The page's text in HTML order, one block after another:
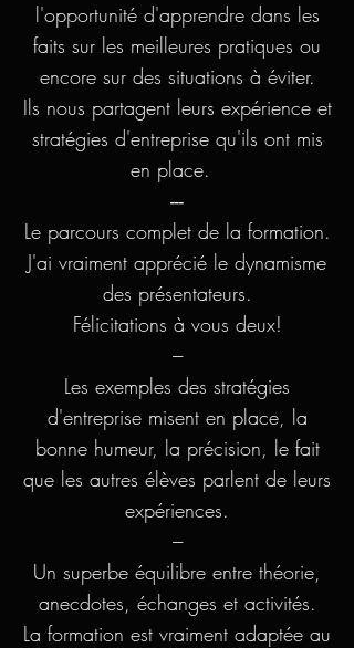
l'opportunité d'apprendre dans les
faits sur les meilleures pratiques ou
encore sur des situations à éviter.
Ils nous partagent leurs expérience et
stratégies d'entreprise qu'ils ont mis
en place.
---
Le parcours complet de la formation.
J'ai vraiment apprécié le dynamisme
des présentateurs.
Félicitations à vous deux!
---
Les exemples des stratégies
d'entreprise misent en place, la
bonne humeur, la précision, le fait
que les autres élèves parlent de leurs
expériences.
---
Un superbe équilibre entre théorie,
anecdotes, échanges et activités.
La formation est vraiment adaptée au